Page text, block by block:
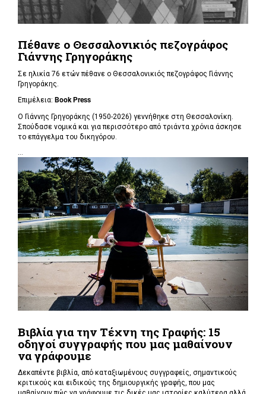
Πέθανε ο Θεσσαλονικιός πεζογράφος
Γιάννης Γρηγοράκης
Σε ηλικία 76 ετών πέθανε ο Θεσσαλονικιός πεζογράφος Γιάννης
Γρηγοράκης.
Επιμέλεια: Book Press
Ο Γιάννης Γρηγοράκης (1950-2026) γεννήθηκε στη Θεσσαλονίκη.
Σπούδασε νομικά και για περισσότερο από τριάντα χρόνια άσκησε
το επάγγελμα του δικηγόρου.
...
Βιβλία για την Τέχνη της Γραφής: 15
οδηγοί συγγραφής που μας μαθαίνουν
να γράφουμε
Δεκαπέντε βιβλία, από καταξιωμένους συγγραφείς, σημαντικούς
κριτικούς και ειδικούς της δημιουργικής γραφής, που μας